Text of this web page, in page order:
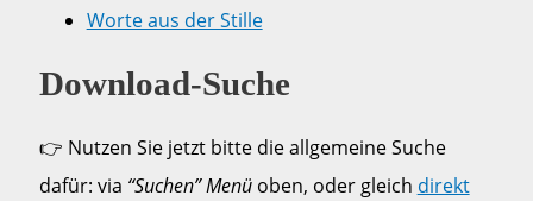
Worte aus der Stille
Download-Suche
👉 Nutzen Sie jetzt bitte die allgemeine Suche
dafür: via “Suchen” Menüoben, oder gleich direkt